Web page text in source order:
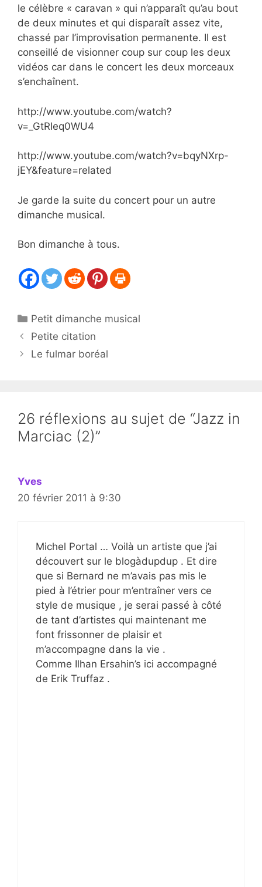
le célèbre « caravan » qui n’apparaît qu’au bout
de deux minutes et qui disparaît assez vite,
chassé par l’improvisation permanente. Il est
conseillé de visionner coup sur coup les deux
vidéos car dans le concert les deux morceaux
s’enchaînent.
http://www.youtube.com/watch?
v=_GtRIeq0WU4
http://www.youtube.com/watch?v=bqyNXrp-
jEY&feature=related
Je garde la suite du concert pour un autre
dimanche musical.
Bon dimanche à tous.
Catégories
Petit dimanche musical
Petite citation
Le fulmar boréal
26 réflexions au sujet de “Jazz in
Marciac (2)”
Yves
20 février 2011 à 9:30
Michel Portal … Voilà un artiste que j’ai
découvert sur le blogàdupdup . Et dire
que si Bernard ne m’avais pas mis le
pied à l’étrier pour m’entraîner vers ce
style de musique , je serai passé à côté
de tant d’artistes qui maintenant me
font frissonner de plaisir et
m’accompagne dans la vie .
Comme Ilhan Ersahin’s ici accompagné
de Erik Truffaz .